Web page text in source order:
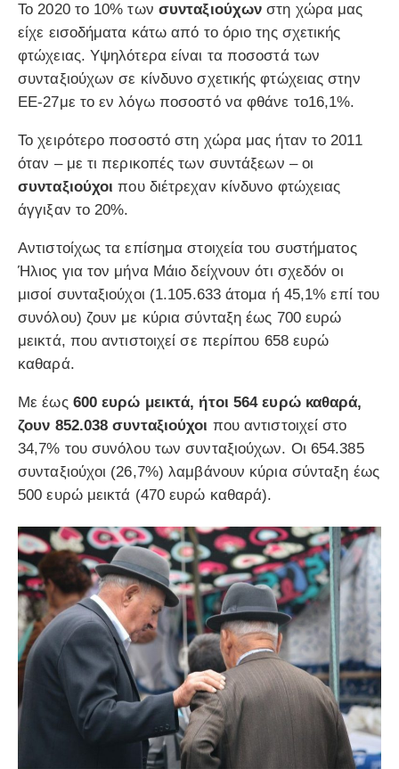
Το 2020 το 10% των συνταξιούχων στη χώρα μας
είχε εισοδήματα κάτω από το όριο της σχετικής
φτώχειας. Υψηλότερα είναι τα ποσοστά των
συνταξιούχων σε κίνδυνο σχετικής φτώχειας στην
ΕΕ-27με το εν λόγω ποσοστό να φθάνε το16,1%.
Το χειρότερο ποσοστό στη χώρα μας ήταν το 2011
όταν – με τι περικοπές των συντάξεων – οι
συνταξιούχοι που διέτρεχαν κίνδυνο φτώχειας
άγγιξαν το 20%.
Αντιστοίχως τα επίσημα στοιχεία του συστήματος
Ήλιος για τον μήνα Μάιο δείχνουν ότι σχεδόν οι
μισοί συνταξιούχοι (1.105.633 άτομα ή 45,1% επί του
συνόλου) ζουν με κύρια σύνταξη έως 700 ευρώ
μεικτά, που αντιστοιχεί σε περίπου 658 ευρώ
καθαρά.
Με έως 600 ευρώ μεικτά, ήτοι 564 ευρώ καθαρά,
ζουν 852.038 συνταξιούχοι που αντιστοιχεί στο
34,7% του συνόλου των συνταξιούχων. Οι 654.385
συνταξιούχοι (26,7%) λαμβάνουν κύρια σύνταξη έως
500 ευρώ μεικτά (470 ευρώ καθαρά).